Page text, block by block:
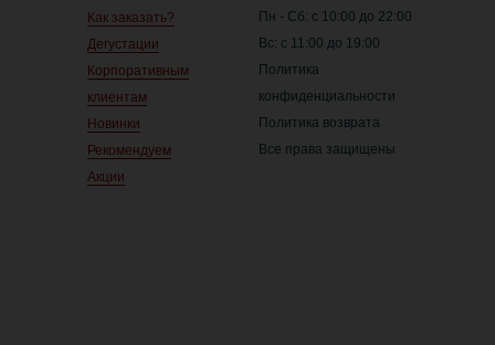
Как заказать?
Дегустации
Корпоративным
клиентам
Новинки
Рекомендуем
Акции
Пн - Сб: с 10:00 до 22:00
Вс: с 11:00 до 19:00
Политика
конфиденциальности
Политика возврата
Все права защищены